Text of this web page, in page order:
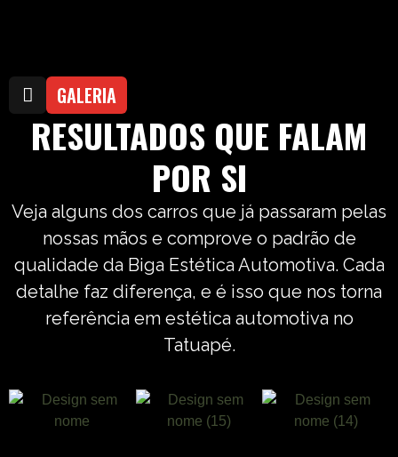
GALERIA
RESULTADOS QUE FALAM
POR SI
Veja alguns dos carros que já passaram pelas
nossas mãos e comprove o padrão de
qualidade da Biga Estética Automotiva. Cada
detalhe faz diferença, e é isso que nos torna
referência em estética automotiva no
Tatuapé.